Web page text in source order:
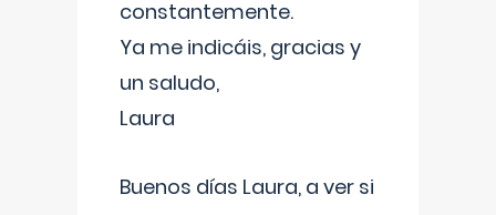
constantemente.
Ya me indicáis, gracias y
un saludo,
Laura
Buenos días Laura, a ver si